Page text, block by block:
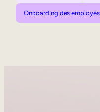
Onboarding des employés